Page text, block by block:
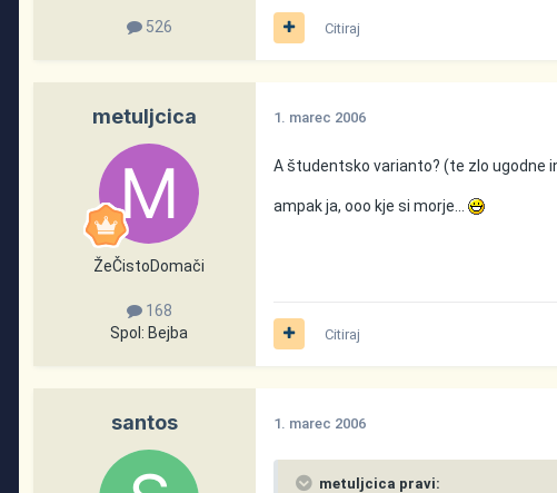
526 Citiraj
metuljcica
ŽeČistoDomači
168
Spol: Bejba
1. marec 2006
A študentsko varianto? (te zlo ugodne
ampak ja, ooo kje si morje...
Citiraj
santos 1. marec 2006
metuljcica pravi: